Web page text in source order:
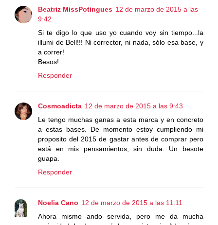
Beatriz MissPotingues 12 de marzo de 2015 a las
9:42
Si te digo lo que uso yo cuando voy sin tiempo...la
illumi de Bell!!! Ni corrector, ni nada, sólo esa base, y
a correr!
Besos!
Responder
Cosmoadicta 12 de marzo de 2015 a las 9:43
Le tengo muchas ganas a esta marca y en concreto
a estas bases. De momento estoy cumpliendo mi
proposito del 2015 de gastar antes de comprar pero
está en mis pensamientos, sin duda. Un besote
guapa.
Responder
Noelia Cano 12 de marzo de 2015 a las 11:11
Ahora mismo ando servida, pero me da mucha